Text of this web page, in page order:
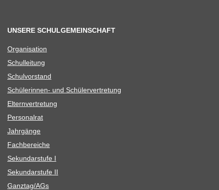
UNSERE SCHULGEMEINSCHAFT
Orga­ni­sa­tion
Schul­lei­tung
Schul­vor­stand
Schü­le­rin­nen- und Schülervertretung
Eltern­ver­tre­tung
Per­so­nal­rat
Jahr­gänge
Fach­be­rei­che
Sekun­dar­stufe I
Sekun­dar­stufe II
Ganztag/​​AGs